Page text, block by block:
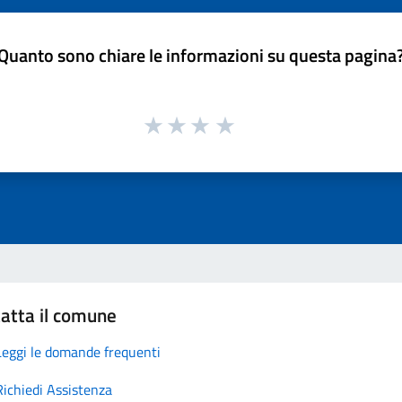
sono chiare le informazioni su questa
il comune
le domande frequenti
Assistenza